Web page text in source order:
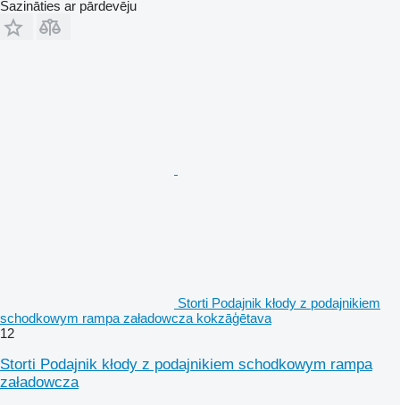
Sazināties ar pārdevēju
Storti Podajnik kłody z podajnikiem
schodkowym rampa załadowcza kokzāģētava
12
Storti Podajnik kłody z podajnikiem schodkowym rampa
załadowcza